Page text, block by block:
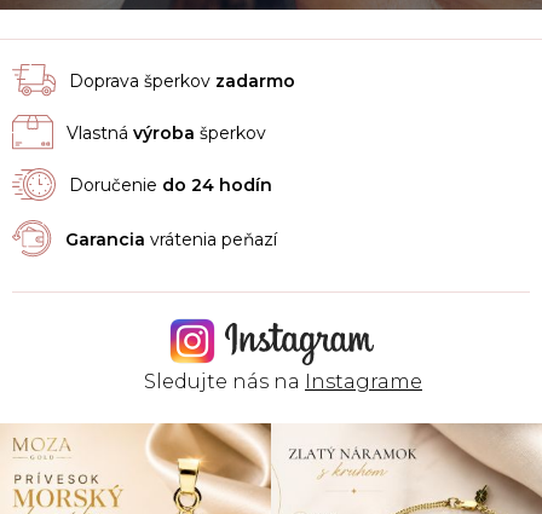
Doprava šperkov zadarmo
Vlastná výroba šperkov
Doručenie do 24 hodín
Garancia vrátenia peňazí
Sledujte nás na Instagrame